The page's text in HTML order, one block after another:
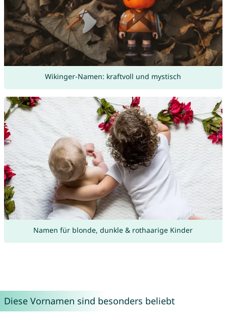
Wikinger-Namen: kraftvoll und mystisch
Namen für blonde, dunkle & rothaarige Kinder
Diese Vornamen sind besonders beliebt